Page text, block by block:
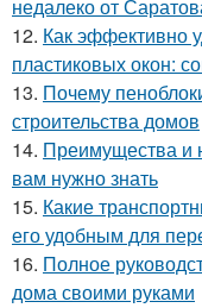
недалеко от
12. Как эффективно
пластиковых окон:
13. Почему
строительства домов
14. Преимущества и
вам нужно знать
15. Какие
его удобным для
16. Полное
дома своими руками